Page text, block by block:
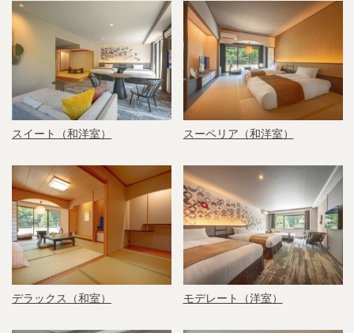
スイート（和洋室） スーペリア（和洋室）
デラックス（和室） モデレート（洋室）